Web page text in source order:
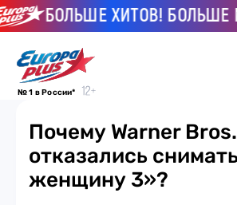
БОЛЬШЕ ХИТОВ! БОЛЬШЕ
№ 1 в России*
Почему Warner
отказались
женщину 3»?